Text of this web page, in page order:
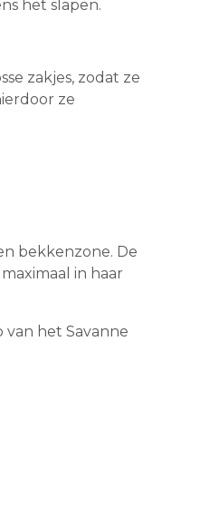
het slapen.
zakjes, zodat ze
ze
bekkenzone. De
in haar
het Savanne